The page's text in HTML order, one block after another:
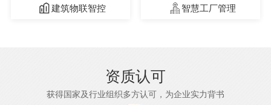
建筑物联智控 智慧工厂管理
资质认可
获得国家及行业组织多方认可，为企业实力背书